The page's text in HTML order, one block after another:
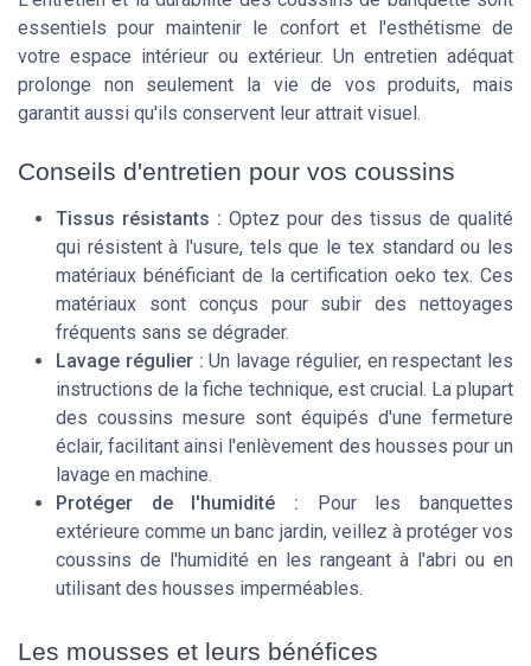
essentiels pour maintenir le confort et l'esthétisme de
votre espace intérieur ou extérieur. Un entretien adéquat
prolonge non seulement la vie de vos produits, mais
garantit aussi qu'ils conservent leur attrait visuel.
Conseils d'entretien pour vos coussins
Tissus résistants : Optez pour des tissus de qualité
qui résistent à l'usure, tels que le tex standard ou les
matériaux bénéficiant de la certification oeko tex. Ces
matériaux sont conçus pour subir des nettoyages
fréquents sans se dégrader.
Lavage régulier :Un lavage régulier, en respectant les
instructions de la fiche technique, est crucial. La plupart
des coussins mesure sont équipés d'une fermeture
éclair, facilitant ainsi l'enlèvement des housses pour un
lavage en machine.
Protéger de l'humidité : Pour les banquettes
extérieure comme un banc jardin, veillez à protéger vos
coussins de l'humidité en les rangeant à l'abri ou en
utilisant des housses imperméables.
Les mousses et leurs bénéfices